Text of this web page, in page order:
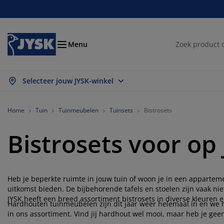
Menu
Selecteer jouw JYSK-winkel
Slaapkamer
weergeven
Bedden en matrassen
weergeven
Badkamer
weergeven
en strijken
weergeven
Woonkamer
weergeven
meubelen
Eetkamer
weergeven
en accessoires
Opbergen
weergeven
en accessoires
weergeven
de muur
weergeven
en klaar gordijnen
weergeven
Woonaccessoires
weergeven
de muur
Home Tuin Tuinmeubelen Tuinsets Bistrosets
Bistrosets voor
Heb je beperkte ruimte in jouw tuin of woon je in een
uitkomst bieden. De bijbehorende tafels en stoelen zijn vaak
JYSK heeft een breed assortiment bistrosets in diverse
Hardhouten tuinmeubelen zijn dit jaar weer helemaal in en
in ons assortiment. Vind jij hardhout wel mooi, maar heb je